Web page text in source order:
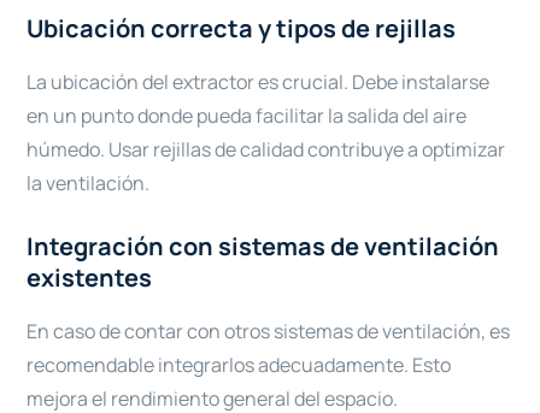
Ubicación correcta y tipos de rejillas
La ubicación del extractor es crucial. Debe instalarse
en un punto donde pueda facilitar la salida del aire
húmedo. Usar rejillas de calidad contribuye a optimizar
la ventilación.
Integración con sistemas de ventilación
existentes
En caso de contar con otros sistemas de ventilación, es
recomendable integrarlos adecuadamente. Esto
mejora el rendimiento general del espacio.